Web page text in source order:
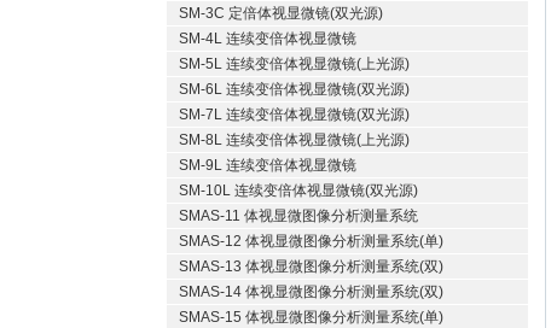
SM-3C 定倍体视显微镜(双光源)
SM-4L 连续变倍体视显微镜
SM-5L 连续变倍体视显微镜(上光源)
SM-6L 连续变倍体视显微镜(双光源)
SM-7L 连续变倍体视显微镜(双光源)
SM-8L 连续变倍体视显微镜(上光源)
SM-9L 连续变倍体视显微镜
SM-10L 连续变倍体视显微镜(双光源)
SMAS-11 体视显微图像分析测量系统
SMAS-12 体视显微图像分析测量系统(单)
SMAS-13 体视显微图像分析测量系统(双)
SMAS-14 体视显微图像分析测量系统(双)
SMAS-15 体视显微图像分析测量系统(单)